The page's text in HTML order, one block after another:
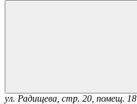
ул. Радищева, стр. 20, помещ. 18